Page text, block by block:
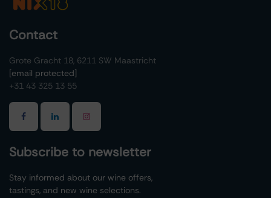
Contact
Grote Gracht 18, 6211 SW Maastricht
[email protected]
+31 43 325 13 55
Subscribe to newsletter
Stay informed about our wine offers,
tastings, and new wine selections.